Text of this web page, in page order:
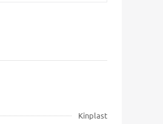
Kinplast